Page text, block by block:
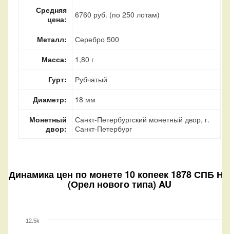
Средняя
цена:
6760 руб. (по 250 лотам)
Металл:
Серебро 500
Масса:
1,80 г
Гурт:
Рубчатый
Диаметр:
18 мм
Монетный
двор:
Санкт-Петербургский монетный двор, г.
Санкт-Петербург
Динамика цен по монете 10 копеек 1878 СПБ
(Орел нового типа) AU
12.5k